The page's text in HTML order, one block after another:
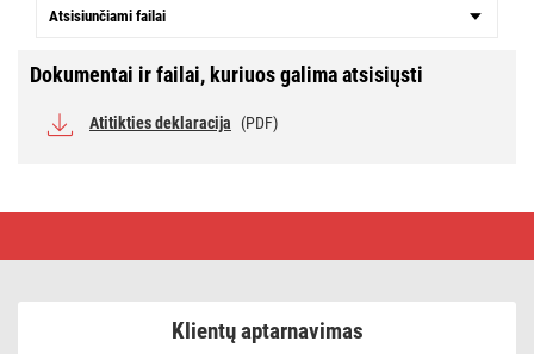
Atsisiunčiami failai
Dokumentai ir failai, kuriuos galima atsisiųsti
Atitikties deklaracija (PDF)
Klientų aptarnavimas